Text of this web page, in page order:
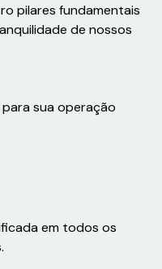
pilares fundamentais
de nossos
sua operação
em todos os